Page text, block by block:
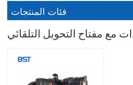
فئات المنتجات
مع مفتاح التحويل التلقائي